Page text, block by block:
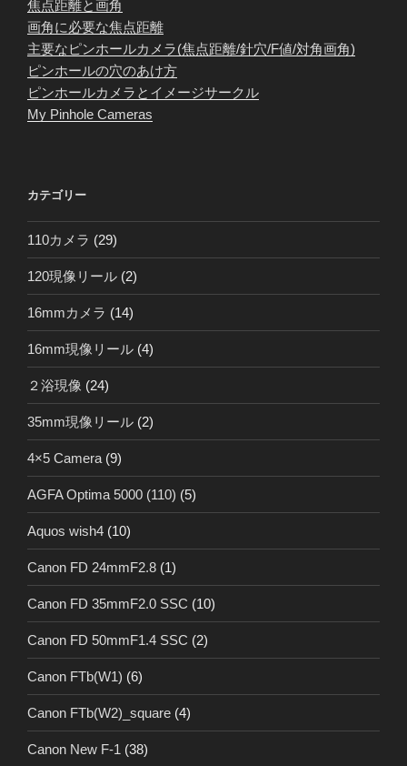
焦点距離と画角
画角に必要な焦点距離
主要なピンホールカメラ(焦点距離/針穴/F値/対角画角)
ピンホールの穴のあけ方
ピンホールカメラとイメージサークル
My Pinhole Cameras
カテゴリー
110カメラ (29)
120現像リール (2)
16mmカメラ (14)
16mm現像リール (4)
２浴現像 (24)
35mm現像リール (2)
4×5 Camera (9)
AGFA Optima 5000 (110) (5)
Aquos wish4 (10)
Canon FD 24mmF2.8 (1)
Canon FD 35mmF2.0 SSC (10)
Canon FD 50mmF1.4 SSC (2)
Canon FTb(W1) (6)
Canon FTb(W2)_square (4)
Canon New F-1 (38)